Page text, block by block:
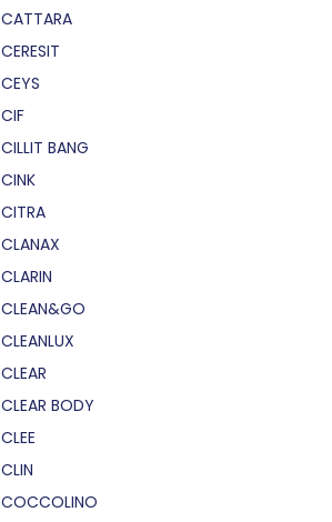
CATTARA
CERESIT
CEYS
CIF
CILLIT BANG
CINK
CITRA
CLANAX
CLARIN
CLEAN&GO
CLEANLUX
CLEAR
CLEAR BODY
CLEE
CLIN
COCCOLINO